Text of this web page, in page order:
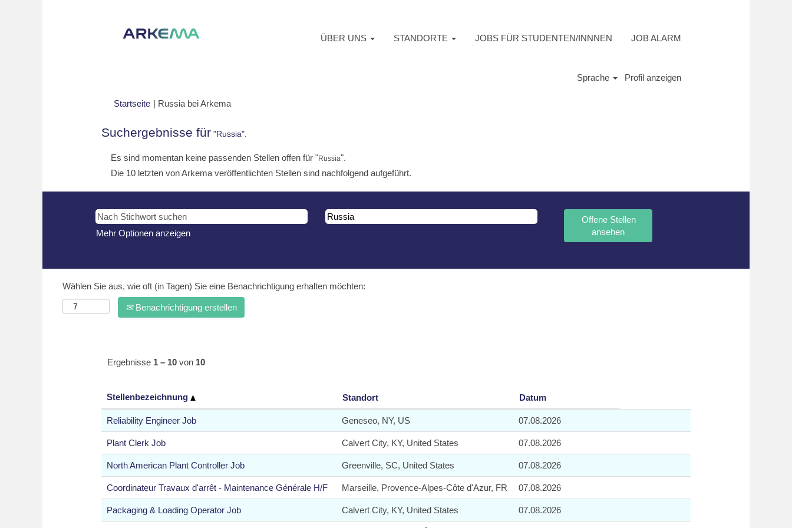
ÜBER UNS STANDORTE JOBS FÜR STUDENTEN/INNNEN JOB ALARM
Sprache Profil anzeigen
Startseite | Russia bei Arkema(aktuelle
Suchergebnisse für "Russia".
Es sind momentan keine passenden Stellen offen für "Russia".
Die 10 letzten von Arkema veröffentlichten Stellen sind nachfolgend aufgeführt.
Mehr Optionen anzeigen
Wählen Sie aus, wie oft (in Tagen) Sie eine Benachrichtigung erhalten möchten:
Benachrichtigung erstellen
Ergebnisse 1 – 10 von 10
Stellenbezeichnung Standort Datum
Reliability Engineer Job Geneseo, NY, US 07.08.2026
Plant Clerk Job Calvert City, KY, United States 07.08.2026
North American Plant Controller Job Greenville, SC, United States 07.08.2026
Coordinateur Travaux d'arrêt - Maintenance Générale H/F Marseille, Provence-Alpes-Côte d'Azur, FR 07.08.2026
Packaging & Loading Operator Job Calvert City, KY, United States 07.08.2026